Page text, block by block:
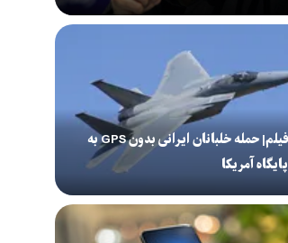
فیلم| حمله خلبانان ایرانی بدون GPS به
پایگاه آمریکا